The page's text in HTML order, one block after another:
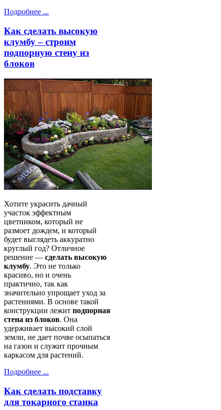
Подробнее ...
Как сделать высокую
клумбу – строим
подпорную стену из
блоков
Хотите украсить дачный
участок эффектным
цветником, который не
размоет дождем, и который
будет выглядеть аккуратно
круглый год? Отличное
решение — сделать высокую
клумбу. Это не только
красиво, но и очень
практично, так как
значительно упрощает уход за
растениями. В основе такой
конструкции лежит подпорная
стена из блоков. Она
удерживает высокий слой
земли, не дает почве осыпаться
на газон и служит прочным
каркасом для растений.
Подробнее ...
Как сделать подставку
для токарного станка